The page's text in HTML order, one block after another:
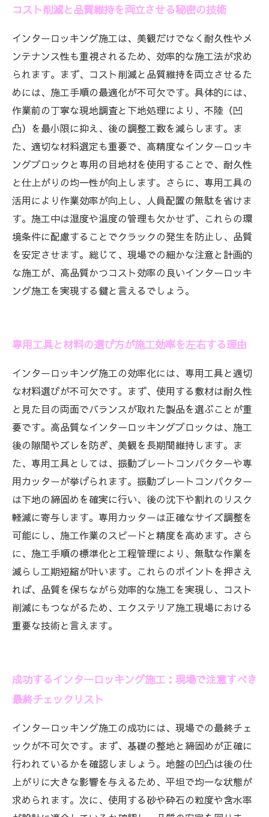
コスト削減と品質維持を両立させる秘密の技術
インターロッキング施工は、美観だけでなく耐久性やメ
ンテナンス性も重視されるため、効率的な施工法が求め
られます。まず、コスト削減と品質維持を両立させるた
めには、施工手順の最適化が不可欠です。具体的には、
作業前の丁寧な現地調査と下地処理により、不陸（凹
凸）を最小限に抑え、後の調整工数を減らします。ま
た、適切な材料選定も重要で、高精度なインターロッキ
ングブロックと専用の目地材を使用することで、耐久性
と仕上がりの均一性が向上します。さらに、専用工具の
活用により作業効率が向上し、人員配置の無駄を省けま
す。施工中は湿度や温度の管理も欠かせず、これらの環
境条件に配慮することでクラックの発生を防止し、品質
を安定させます。総じて、現場での細かな注意と計画的
な施工が、高品質かつコスト効率の良いインターロッキ
ング施工を実現する鍵と言えるでしょう。
専用工具と材料の選び方が施工効率を左右する理由
インターロッキング施工の効率化には、専用工具と適切
な材料選びが不可欠です。まず、使用する敷材は耐久性
と見た目の両面でバランスが取れた製品を選ぶことが重
要です。高品質なインターロッキングブロックは、施工
後の隙間やズレを防ぎ、美観を長期間維持します。ま
た、専用工具としては、振動プレートコンパクターや専
用カッターが挙げられます。振動プレートコンパクター
は下地の締固めを確実に行い、後の沈下や割れのリスク
軽減に寄与します。専用カッターは正確なサイズ調整を
可能にし、施工作業のスピードと精度を高めます。さら
に、施工手順の標準化と工程管理により、無駄な作業を
減らし工期短縮が叶います。これらのポイントを押さえ
れば、品質を保ちながら効率的な施工を実現し、コスト
削減にもつながるため、エクステリア施工現場における
重要な技術と言えます。
成功するインターロッキング施工：現場で注意すべき
最終チェックリスト
インターロッキング施工の成功には、現場での最終チェ
ックが不可欠です。まず、基礎の整地と締固めが正確に
行われているかを確認しましょう。地盤の凹凸は後の仕
上がりに大きな影響を与えるため、平坦で均一な状態が
求められます。次に、使用する砂や砕石の粒度や含水率